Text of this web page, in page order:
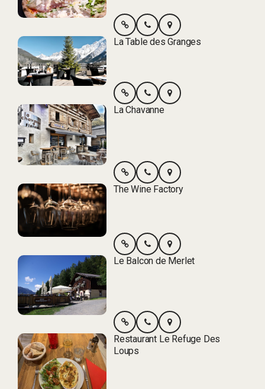
La Table des Granges
La Chavanne
The Wine Factory
Le Balcon de Merlet
Restaurant Le Refuge Des
Loups